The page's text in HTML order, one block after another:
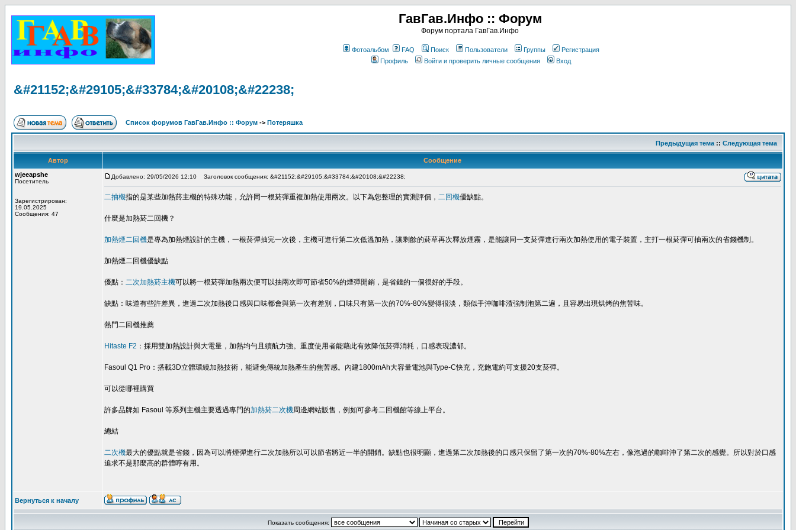
ГавГав.Инфо :: Форум
Форум портала ГавГав.Инфо
Фотоальбом FAQ Поиск Пользователи Группы
Регистрация
Профиль
Войти и проверить личные сообщения Вход
&#21152;&#29105;&#33784;&#20108;&#22238;
Список форумов ГавГав.Инфо :: Форум -> Потеряшка
Предыдущая тема :: Следующая тема
Автор
Сообщение
wjeeapshe
Посетитель
Зарегистрирован:
19.05.2025
Сообщения: 47
Добавлено: 29/05/2026 12:10 Заголовок сообщения: &#21152;&#29105;&#33784;&#20108;&#22238;
二抽機指的是某些加熱菸主機的特殊功能，允許同一根菸彈重複加熱使用兩次。以下為您整理的實測評價， 二回機優缺點。
什麼是加熱菸二回機？
加熱煙二回機是專為加熱煙設計的主機，一根菸彈抽完一次後，主機可進行第二次低溫加熱，讓剩餘的菸草再次釋放煙霧，是能讓同一支菸彈進行兩次加熱使用的電子裝置，主打一根菸彈可抽兩次的省錢機制。
加熱煙二回機優缺點
優點： 二次加熱菸主機可以將一根菸彈加熱兩次便可以抽兩次即可節省50%的煙彈開銷，是省錢的一個很好的手段。
缺點：味道有些許差異，進過二次加熱後口感與口味都會與第一次有差別，口味只有第一次的70%-80%變得很淡，類似手沖咖啡渣強制泡第二遍，且容易出現烘烤的焦苦味。
熱門二回機推薦
Hitaste F2 ：採用雙加熱設計與大電量，加熱均勻且續航力強。重度使用者能藉此有效降低菸彈消耗，口感表現濃郁。
Fasoul Q1 Pro：搭載3D立體環繞加熱技術，能避免傳統加熱產生的焦苦感。內建1800mAh大容量電池與Type-C快充，充飽電約可支援20支菸彈。
可以從哪裡購買
許多品牌如 Fasoul 等系列主機主要透過專門的加熱菸二次機周邊網站販售，例如可參考二回機館等線上平台。
總結
二次機最大的優點就是省錢，因為可以將煙彈進行二次加熱所以可以節省將近一半的開銷。缺點也很明顯，進過第二次加熱後的口感只保留了第一次的70%-80%左右，像泡過的咖啡沖了第二次的感覺。所以對於口感
追求不是那麼高的群體哼有用。
Вернуться к началу
Показать сообщения: